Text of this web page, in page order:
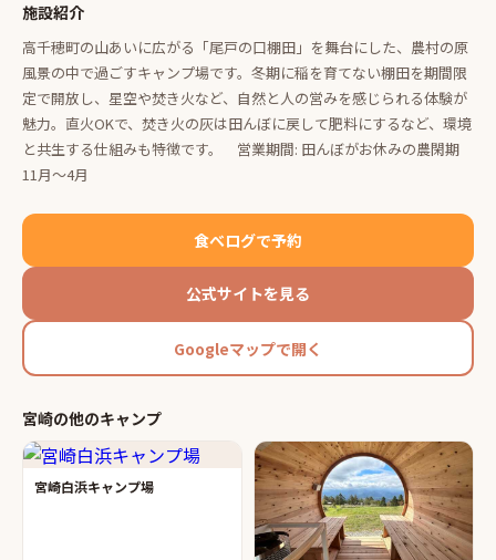
施設紹介
高千穂町の山あいに広がる「尾戸の口棚田」を舞台にした、農村の原
風景の中で過ごすキャンプ場です。冬期に稲を育てない棚田を期間限
定で開放し、星空や焚き火など、自然と人の営みを感じられる体験が
魅力。直火OKで、焚き火の灰は田んぼに戻して肥料にするなど、環境
と共生する仕組みも特徴です。 営業期間: 田んぼがお休みの農閑期
11月～4月
食べログで予約
公式サイトを見る
Googleマップで開く
宮崎の他のキャンプ
宮崎白浜キャンプ場